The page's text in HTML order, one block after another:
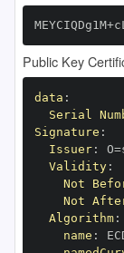
Public Key
data :
Serial
Signature :
Issuer:
Validity:
Not
Not
Algorithm:
name :